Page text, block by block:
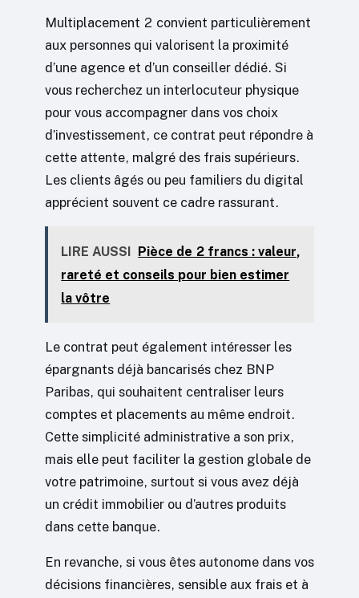
Multiplacement 2 convient particulièrement
aux personnes qui valorisent la proximité
d’une agence et d’un conseiller dédié. Si
vous recherchez un interlocuteur physique
pour vous accompagner dans vos choix
d’investissement, ce contrat peut répondre à
cette attente, malgré des frais supérieurs.
Les clients âgés ou peu familiers du digital
apprécient souvent ce cadre rassurant.
LIRE AUSSI Pièce de 2 francs : valeur,
rareté et conseils pour bien estimer
la vôtre
Le contrat peut également intéresser les
épargnants déjà bancarisés chez BNP
Paribas, qui souhaitent centraliser leurs
comptes et placements au même endroit.
Cette simplicité administrative a son prix,
mais elle peut faciliter la gestion globale de
votre patrimoine, surtout si vous avez déjà
un crédit immobilier ou d’autres produits
dans cette banque.
En revanche, si vous êtes autonome dans vos
décisions financières, sensible aux frais et à